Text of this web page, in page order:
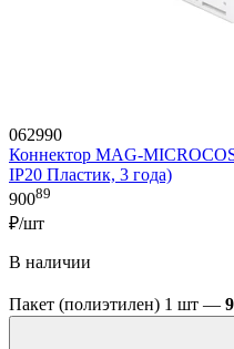
062990
Коннектор MAG-
IP20 Пластик, 3 года)
90089
₽/шт
В наличии
Пакет (полиэтилен) 1 шт —